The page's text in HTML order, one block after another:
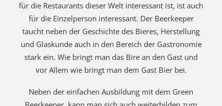
für die Restaurants dieser Welt interessant ist, ist auch
für die Einzelperson interessant. Der Beerkeeper
taucht neben der Geschichte des Bieres, Herstellung
und Glaskunde auch in den Bereich der Gastronomie
stark ein. Wie bringt man das Bire an den Gast und
vor Allem wie bringt man dem Gast Bier bei.
Neben der einfachen Ausbildung mit dem Green